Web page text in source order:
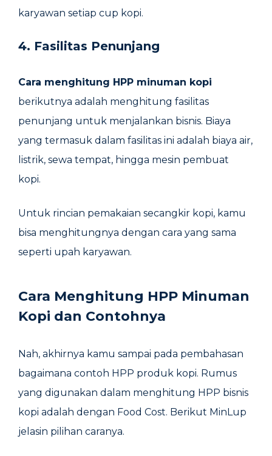
karyawan setiap cup kopi.
4. Fasilitas Penunjang
Cara menghitung HPP minuman kopi
berikutnya adalah menghitung fasilitas
penunjang untuk menjalankan bisnis. Biaya
yang termasuk dalam fasilitas ini adalah biaya air,
listrik, sewa tempat, hingga mesin pembuat
kopi.
Untuk rincian pemakaian secangkir kopi, kamu
bisa menghitungnya dengan cara yang sama
seperti upah karyawan.
Cara Menghitung HPP Minuman
Kopi dan Contohnya
Nah, akhirnya kamu sampai pada pembahasan
bagaimana contoh HPP produk kopi. Rumus
yang digunakan dalam menghitung HPP bisnis
kopi adalah dengan Food Cost. Berikut MinLup
jelasin pilihan caranya.